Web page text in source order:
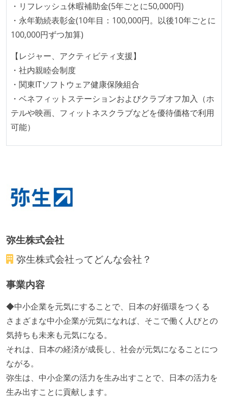
ワークフローの整備
全てのコードをバージョン管理ツールで管理している
ベースで行われる
自動（＝システム化され、1コマンドで実行できる）
ビルド、自動デプロイ環境が整備されている
オープンな情報共有
ドキュメントの整備やペアプロ、モブワークなど、ナ
レッジの共有を積極的に行っている（属人性を減らす
週4日リモート勤務のハイブリットワーク（週1出社）
メンバーの多様性
外国籍の開発メンバーがいる
開発メンバーの新卒採用を実施している
職業安定法に対応する記載事項
試用期間：あり（3ヶ月間）
受動喫煙防止措置：屋内禁煙（屋内に喫煙可能室設
置）
・リフレッシュ休暇補助金(5年ごとに50,000円)
・永年勤続表彰金(10年目：100,000円。以後10年ごとに
100,000円ずつ加算)
【レジャー、アクティビティ支援】
・社内親睦会制度
・関東ITソフトウェア健康保険組合
・ベネフィットステーションおよびクラブオフ加入（ホ
テルや映画、フィットネスクラブなどを優待価格で利用
可能）
弥生株式会社
弥生株式会社ってどんな会社？
事業内容
◆中小企業を元気にすることで、日本の好循環をつくる
さまざまな中小企業が元気になれば、そこで働く人びとの
気持ちも未来も元気になる。
それは、日本の経済が成長し、社会が元気になることにつ
ながる。
弥生は、中小企業の活力を生み出すことで、日本の活力を
生み出すことに貢献します。